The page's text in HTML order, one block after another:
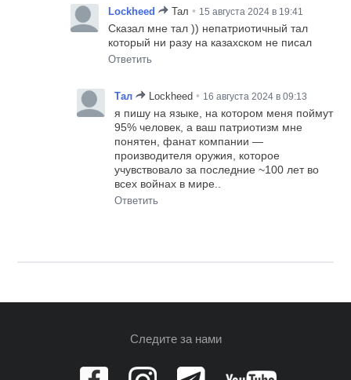
Lockheed Тал • 15 августа 2024 в 19:41
Сказал мне тал )) непатриотичный тал
который ни разу на казахском не писал
Ответить
Тал Lockheed • 16 августа 2024 в 09:13
я пишу на языке, на котором меня поймут
95% человек, а ваш патриотизм мне
понятен, фанат компании —
производителя оружия, которое
учувствовало за последние ~100 лет во
всех войнах в мире..
Ответить
Следите за нами